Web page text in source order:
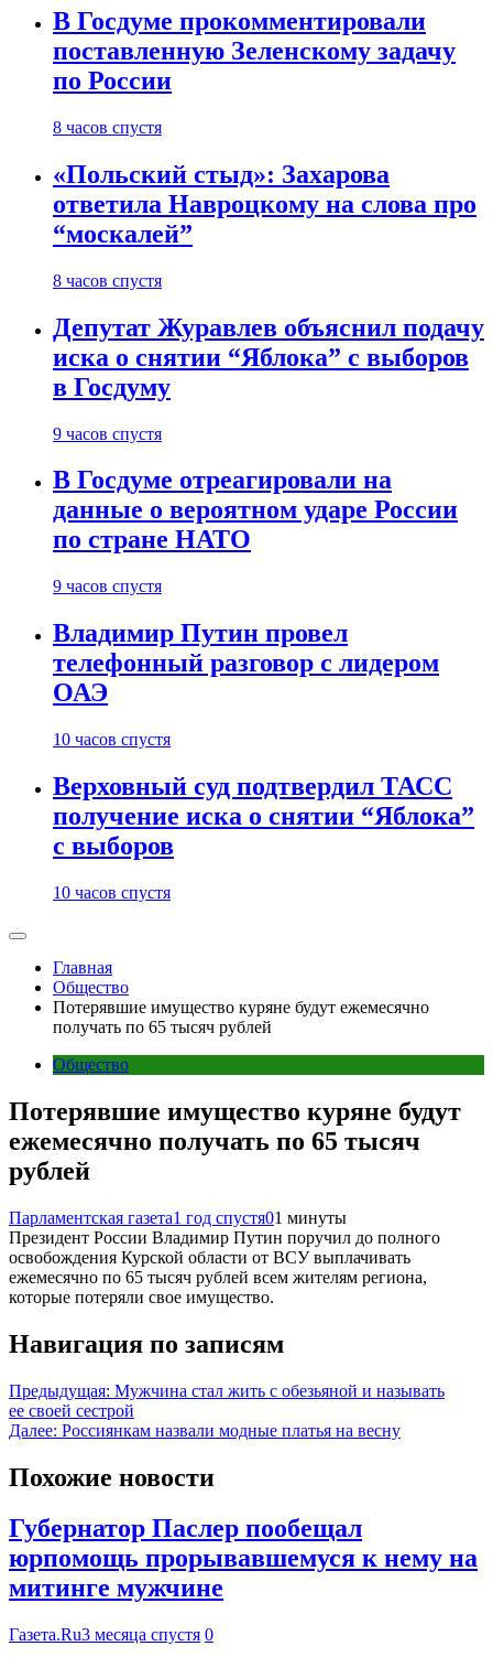
В Госдуме прокомментировали
поставленную Зеленскому задачу
по России
8 часов спустя
«Польский стыд»: Захарова
ответила Навроцкому на слова про
“москалей”
8 часов спустя
Депутат Журавлев объяснил подачу
иска о снятии “Яблока” с выборов
в Госдуму
9 часов спустя
В Госдуме отреагировали на
данные о вероятном ударе России
по стране НАТО
9 часов спустя
Владимир Путин провел
телефонный разговор с лидером
ОАЭ
10 часов спустя
Верховный суд подтвердил ТАСС
получение иска о снятии “Яблока”
с выборов
10 часов спустя
Главная
Общество
Потерявшие имущество куряне будут ежемесячно
получать по 65 тысяч рублей
Общество
Потерявшие имущество куряне будут
ежемесячно получать по 65 тысяч
рублей
Парламентская газета1 год спустя01 минуты
Президент России Владимир Путин поручил до полного
освобождения Курской области от ВСУ выплачивать
ежемесячно по 65 тысяч рублей всем жителям региона,
которые потеряли свое имущество.
Навигация по записям
Предыдущая: Мужчина стал жить с обезьяной и называть
ее своей сестрой
Далее: Россиянкам назвали модные платья на весну
Похожие новости
Губернатор Паслер пообещал
юрпомощь прорывавшемуся к нему на
митинге мужчине
Газета.Ru3 месяца спустя 0